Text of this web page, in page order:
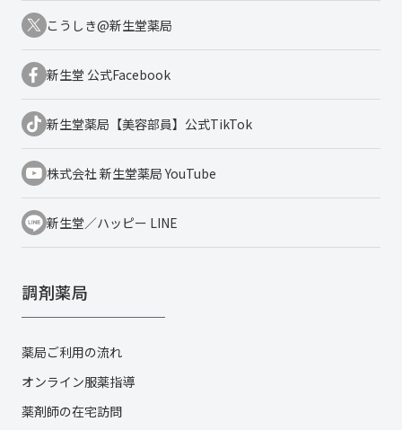
こうしき@新生堂薬局
新生堂 公式Facebook
新生堂薬局【美容部員】公式TikTok
株式会社 新生堂薬局 YouTube
新生堂／ハッピー LINE
調剤薬局
薬局ご利用の流れ
オンライン服薬指導
薬剤師の在宅訪問